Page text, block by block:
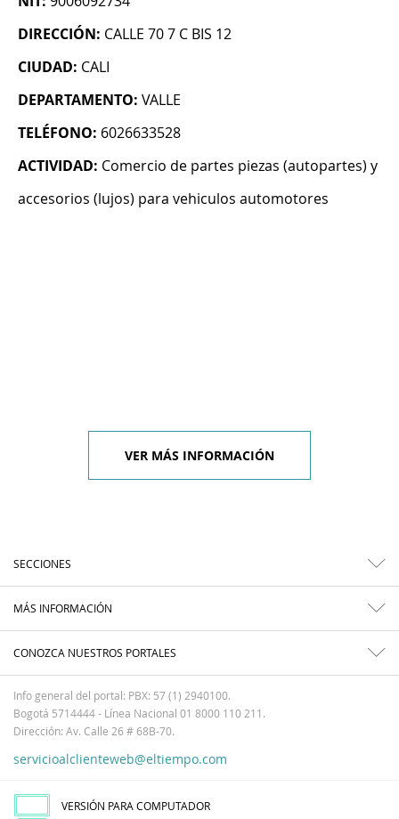
DIRECCIÓN: CALLE 70 7 C BIS 12
CIUDAD: CALI
DEPARTAMENTO: VALLE
TELÉFONO: 6026633528
ACTIVIDAD: Comercio de partes piezas (autopartes) y
accesorios (lujos) para vehiculos automotores
VER MÁS INFORMACIÓN
SECCIONES
MÁS INFORMACIÓN
CONOZCA NUESTROS PORTALES
Info general del portal: PBX: 57 (1) 2940100.
Bogotá 5714444 - Línea Nacional 01 8000 110 211.
Dirección: Av. Calle 26 # 68B-70.
servicioalclienteweb@eltiempo.com
VERSIÓN PARA COMPUTADOR